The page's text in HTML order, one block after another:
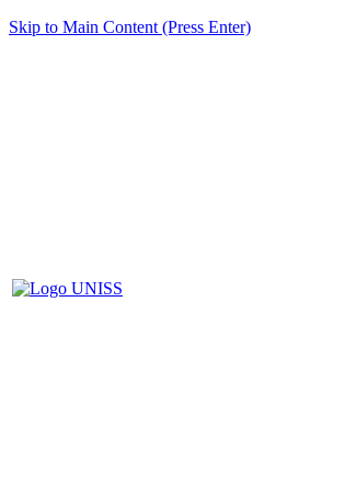
Skip to Main Content (Press Enter)